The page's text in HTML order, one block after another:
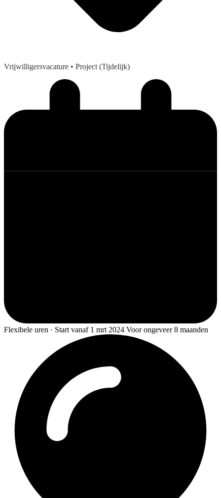
Vrijwilligersvacature • Project (Tijdelijk)
Flexibele uren · Start vanaf 1 mrt 2024 Voor ongeveer 8 maanden